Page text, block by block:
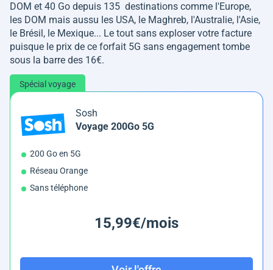
DOM et 40 Go depuis 135 destinations comme l'Europe,
les DOM mais aussu les USA, le Maghreb, l'Australie, l'Asie,
le Brésil, le Mexique... Le tout sans exploser votre facture
puisque le prix de ce forfait 5G sans engagement tombe
sous la barre des 16€.
Spécial voyage
Sosh
Voyage 200Go 5G
200 Go en 5G
Réseau Orange
Sans téléphone
15,99€/mois